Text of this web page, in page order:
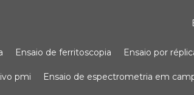
ensaio de ferritoscopia ensaio por
pmi ensaio de espectrometria em